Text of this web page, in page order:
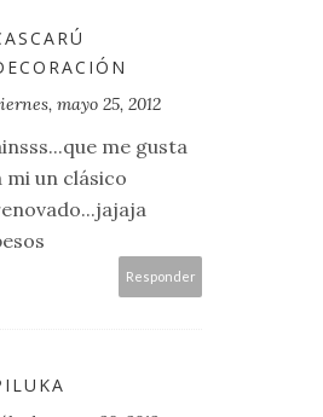
mayo 25, 2012
me gusta
mi un clásico
Responder